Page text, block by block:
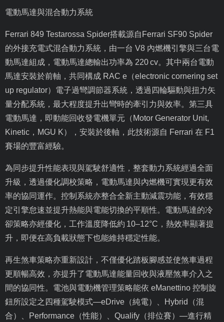
電動馬達與混合動力系統
Ferrari 849 Testarossa Spider搭載源自 Ferrari SF90 Spider
的外接充電式混合動力系統，由一台 V8 內燃機引擎與三台電
動馬達組成，電動馬達總輸出功率為 220 cv。其中兩台電動
馬達安裝於前軸，共同構成 RAC e （electronic cornering set
up regulator）電子過彎調節器系統，透過四輪驅動與扭力矢
量分配系統，最大程度提升出彎時的牽引力與效率。第三具
電動馬達，即動能回收發電機單元（ Motor Generator Unit,
Kinetic ， MGU K），安裝於後軸，此技術源自 Ferrari 在 F1
賽場的豐富經驗。
為同步提升性能表現與駕駛舒適性，整套動力系統經過全面
升級，透過優化調校策略，電動馬達與內燃機可實現更有效
率的協同運作。控制系統亦整合全新主動減震功能，有效穩
定引擎怠速並提升熱能與電能切換的平順性。電動馬達的冷
卻策略亦經優化，工作溫度降低約 10–12°C ，熱效率顯著提
升，即便在高負載狀態下也能維持穩定性能。
再生煞車策略亦重新設計，不僅優化踏板腳感並使煞車過程
更順暢高效，亦提升了電動馬達能量回收與液壓煞車介入之
間的協同性。電池與電動機管理策略能依 eManettino 控制旋
鈕所設定之四種駕駛模式—eDrive （純電）、 Hybrid
（混
合）、
Performance （性能）、 Qualify （排位賽）—進行精